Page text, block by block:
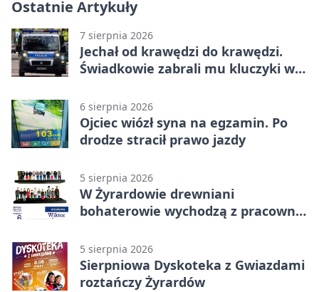
Ostatnie Artykuły
7 sierpnia 2026
Jechał od krawędzi do krawędzi.
Świadkowie zabrali mu kluczyki w
6 sierpnia 2026
Ojciec wiózł syna na egzamin. Po
drodze stracił prawo jazdy
5 sierpnia 2026
W Żyrardowie drewniani
bohaterowie wychodzą z pracowni
5 sierpnia 2026
Sierpniowa Dyskoteka z Gwiazdami
roztańczy Żyrardów